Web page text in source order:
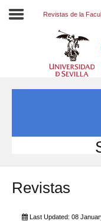
INVESTIGACIÓN
INTERNACIONAL
Directorio FCCE
Revistas de la
Revistas
Last Updated: 08